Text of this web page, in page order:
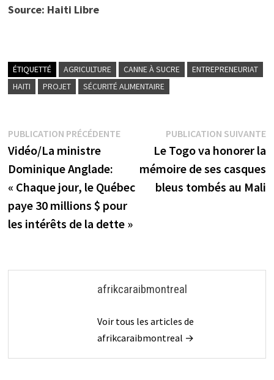
Source: Haiti Libre
ÉTIQUETTÉ AGRICULTURE CANNE À SUCRE
ENTREPRENEURIAT
HAITI
PROJET SÉCURITÉ ALIMENTAIRE
Navigation
de
l’article
PUBLICATION PRÉCÉDENTEPublication
précédente :
Vidéo/La ministre
Dominique Anglade:
« Chaque jour, le Québec
paye 30 millions $ pour
les intérêts de la dette »
PUBLICATION SUIVANTE
Le Togo va honorer la
mémoire de ses casques
bleus tombés au Mali
afrikcaraibmontreal
Voir tous les articles de
afrikcaraibmontreal →